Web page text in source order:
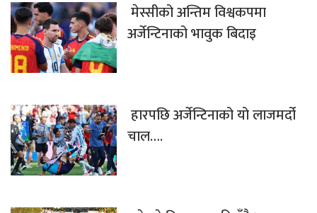
मेस्सीको अन्तिम विश्वकपमा
अर्जेन्टिनाको भावुक बिदाइ
हारपछि अर्जेन्टिनाको यो लाजमर्दो
चाल….